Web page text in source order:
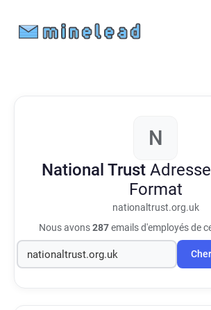
N
National Trust
Format
nationaltrust.org.uk
Nous avons287emails d'employés de